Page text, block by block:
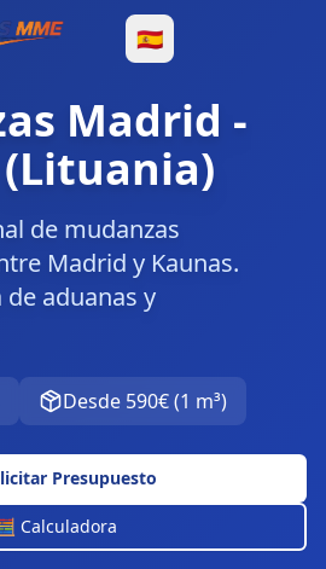
🇪🇸
Madrid -
(Lituania)
de mudanzas
Madrid y Kaunas.
aduanas y
Desde 590€(1 m³)
Presupuesto
Calculadora